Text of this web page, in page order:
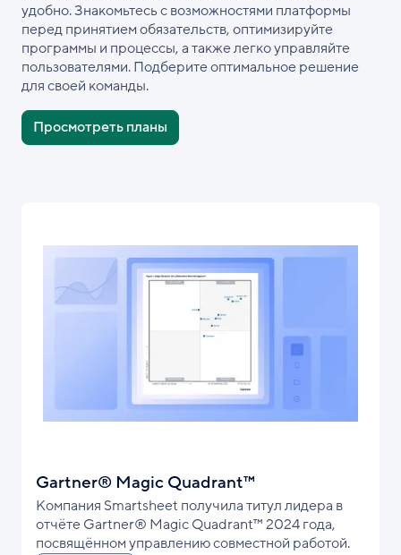
удобно. Знакомьтесь с возможностями платформы
перед принятием обязательств, оптимизируйте
программы и процессы, а также легко управляйте
пользователями. Подберите оптимальное решение
для своей команды.
Просмотреть планы
Gartner® Magic Quadrant™
Компания Smartsheet получила титул лидера в
отчёте Gartner® Magic Quadrant™ 2024 года,
посвящённом управлению совместной работой.